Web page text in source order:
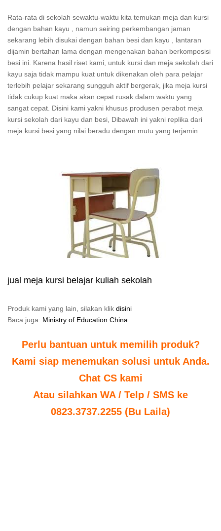
Rata-rata di sekolah sewaktu-waktu kita temukan meja dan kursi
dengan bahan kayu , namun seiring perkembangan jaman
sekarang lebih disukai dengan bahan besi dan kayu , lantaran
dijamin bertahan lama dengan mengenakan bahan berkomposisi
besi ini. Karena hasil riset kami, untuk kursi dan meja sekolah dari
kayu saja tidak mampu kuat untuk dikenakan oleh para pelajar
terlebih pelajar sekarang sungguh aktif bergerak, jika meja kursi
tidak cukup kuat maka akan cepat rusak dalam waktu yang
sangat cepat. Disini kami yakni khusus produsen perabot meja
kursi sekolah dari kayu dan besi, Dibawah ini yakni replika dari
meja kursi besi yang nilai beradu dengan mutu yang terjamin.
jual meja kursi belajar kuliah sekolah
Produk kami yang lain, silakan klik disini
Baca juga: Ministry of Education China
Perlu bantuan untuk memilih produk?
Kami siap menemukan solusi untuk Anda.
Chat CS kami
Atau silahkan WA / Telp / SMS ke
0823.3737.2255 (Bu Laila)